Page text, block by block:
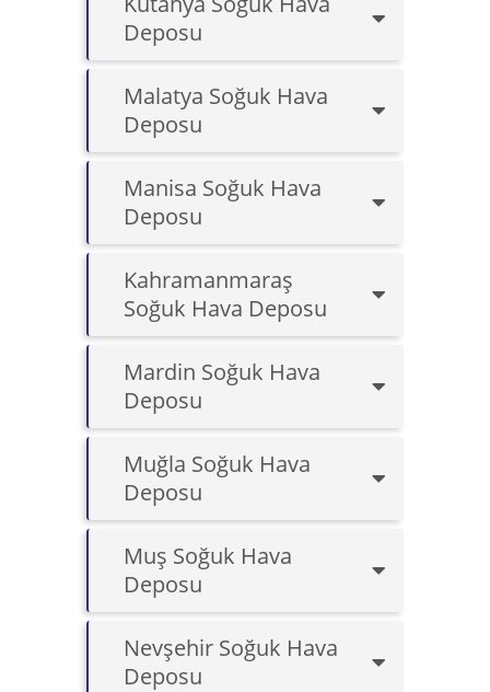
Deposu
Malatya Soğuk Hava
Deposu
Manisa Soğuk Hava
Deposu
Kahramanmaraş
Soğuk Hava Deposu
Mardin Soğuk Hava
Deposu
Muğla Soğuk Hava
Deposu
Muş Soğuk Hava
Deposu
Nevşehir Soğuk Hava
Deposu